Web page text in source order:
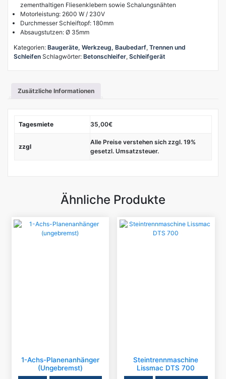
zementhaltigen Fliesenklebern sowie Schalungsnähten
Motorleistung: 2600 W / 230V
Durchmesser Schleiftopf: 180mm
Absaugstutzen: Ø 35mm
Kategorien: Baugeräte, Werkzeug, Baubedarf, Trennen und
Schleifen Schlagwörter: Betonschleifer, Schleifgerät
Zusätzliche Informationen
Tagesmiete 35,00€
zzgl
Alle Preise verstehen sich zzgl. 19%
gesetzl. Umsatzsteuer.
Ähnliche Produkte
1-Achs-Planenanhänger
(ungebremst)
Steintrennmaschine
Lissmac DTS 700